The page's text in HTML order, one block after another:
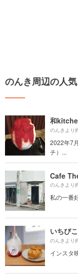
のんき周辺の人
和
のんきより
2022年7
チ）...
Cafe
のんきより
私の一番
いちび
のんきより
インスタ